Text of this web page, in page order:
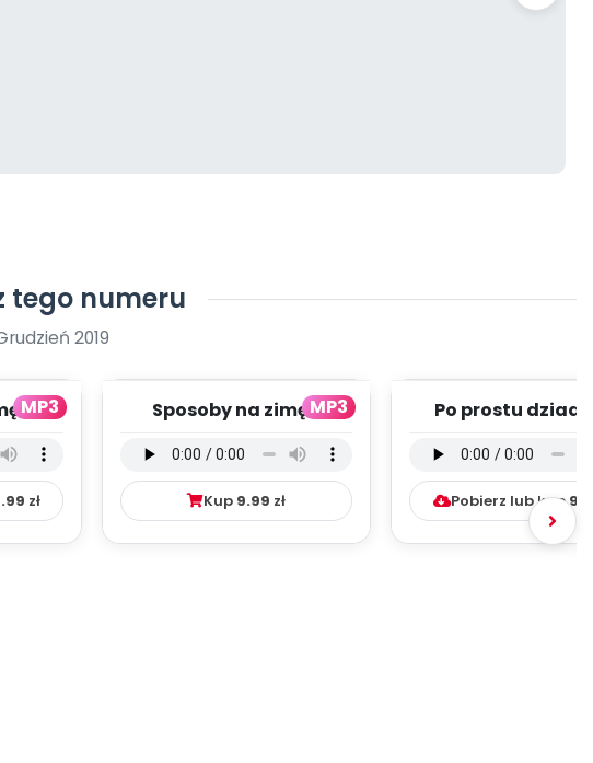
tego numeru
2019
MP3
-
zł
MP3
Sposoby na zimę -
mp3)
Kup 9.99 zł
Po prostu
(PD, mp3)
Pobierz lub kup